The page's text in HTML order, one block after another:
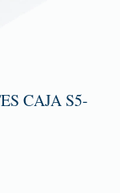
CAJA S5-